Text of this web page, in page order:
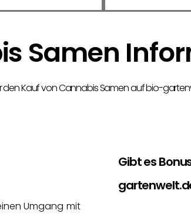
Samen
den Kauf von Cannabis Samen auf bio-
Umgang mit
Gibt es